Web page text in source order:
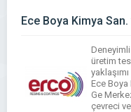
Ece Boya Kimya
üretim
Ece Boya
Ge
çevreci